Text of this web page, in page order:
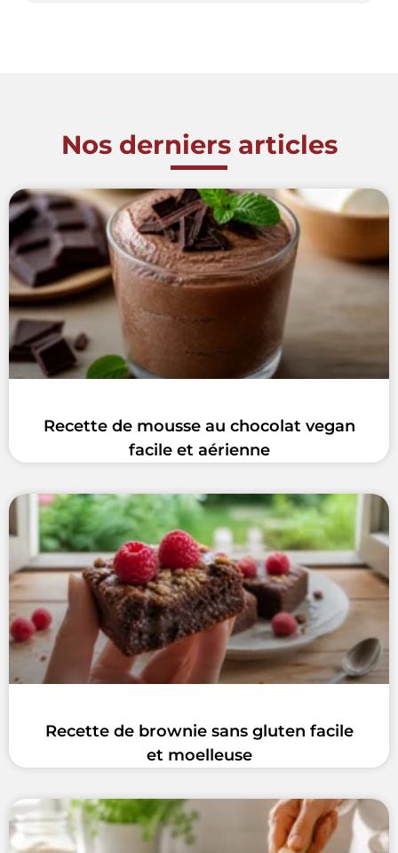
Nos derniers articles
Recette de mousse au chocolat vegan
facile et aérienne
Recette de brownie sans gluten facile
et moelleuse